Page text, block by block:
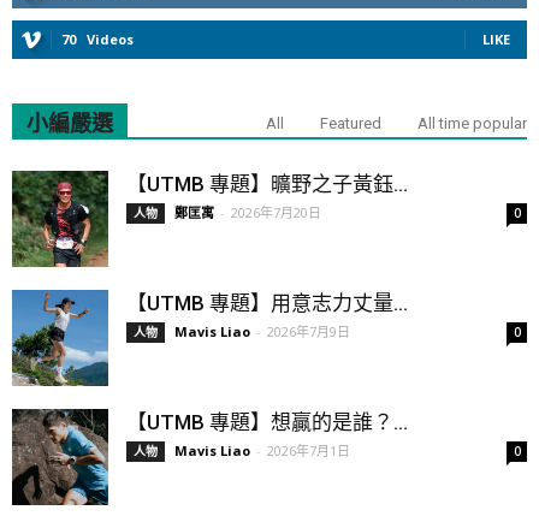
70 Videos LIKE
小編嚴選 All Featured All time popular
【UTMB 專題】曠野之子黃鈺...
人物 鄭匡寓 - 2026年7月20日 0
【UTMB 專題】用意志力丈量...
人物 Mavis Liao - 2026年7月9日 0
【UTMB 專題】想贏的是誰？...
人物 Mavis Liao - 2026年7月1日 0